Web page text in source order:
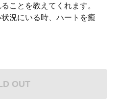
ことを教えてくれます。
況にいる時、ハートを癒
OUT